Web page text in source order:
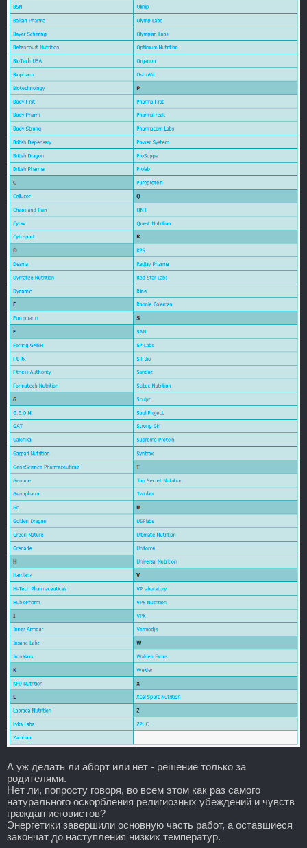
А уж делать ли аборт или нет - решение только за
родителями.
Нет ли, попросту говоря, во всем этом как раз самого
натурального оскорбления религиозных убеждений и чувств
граждан иеговистов?
Энергетики завершили основную часть работ, а оставшиеся
закончат до наступления низких температур.